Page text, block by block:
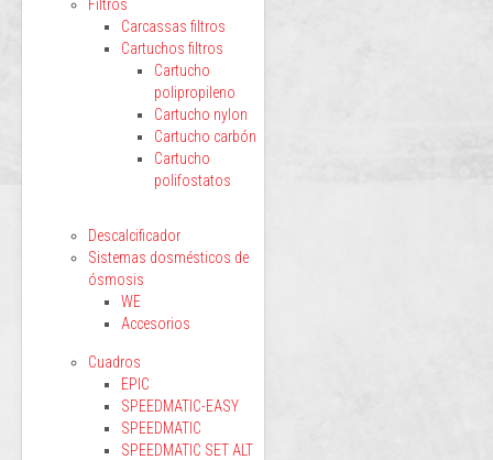
Filtros
Carcassas filtros
Cartuchos filtros
Cartucho
polipropileno
Cartucho nylon
Cartucho carbón
Cartucho
polifostatos
Descalcificador
Sistemas dosmésticos de
ósmosis
WE
Accesorios
Cuadros
EPIC
SPEEDMATIC-EASY
SPEEDMATIC
SPEEDMATIC SET ALT